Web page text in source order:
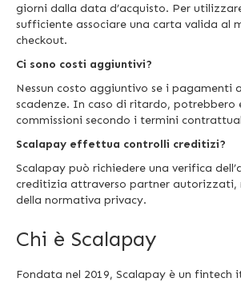
giorni dalla data d’acquisto. Per
sufficiente associare una carta valida al
checkout.
Ci sono costi aggiuntivi?
Nessun costo aggiuntivo se i pagamenti
scadenze. In caso di ritardo, potrebbero
commissioni secondo i termini
Scalapay effettua controlli creditizi?
Scalapay può richiedere una verifica
creditizia attraverso partner autorizzati,
della normativa privacy.
Chi è Scalapay
Fondata nel 2019, Scalapay è un fintech